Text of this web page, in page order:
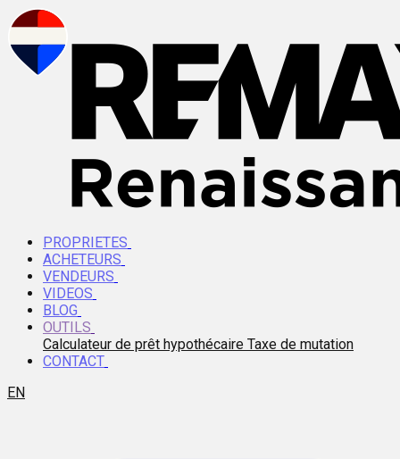
PROPRIETES
ACHETEURS
VENDEURS
VIDEOS
BLOG
OUTILS
Calculateur de prêt hypothécaire Taxe de mutation
CONTACT
EN